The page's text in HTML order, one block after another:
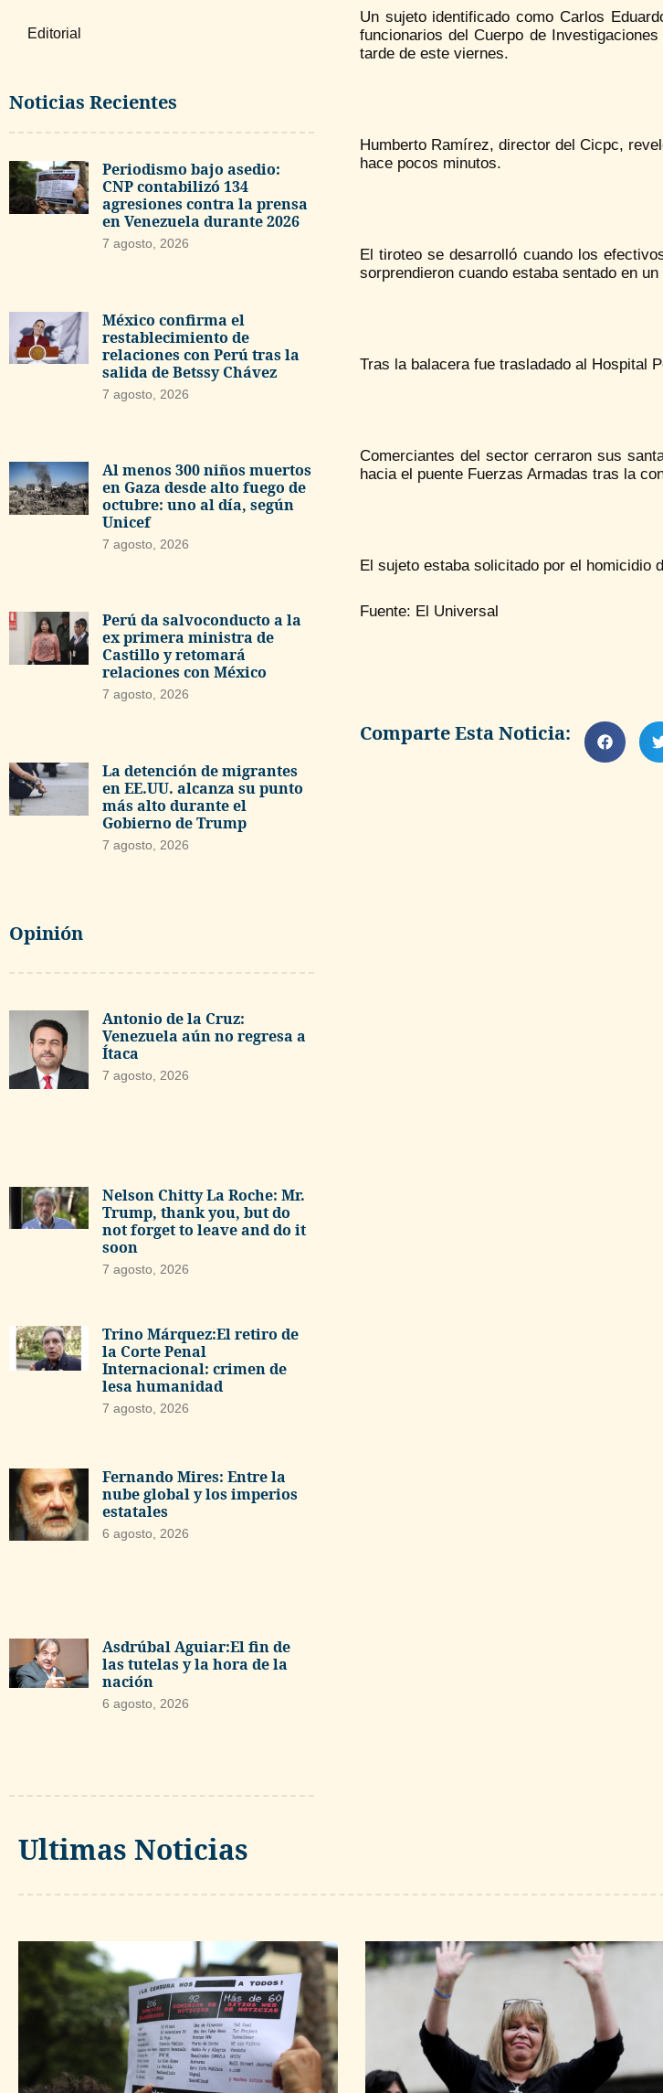
Editorial
Noticias Recientes
Periodismo bajo asedio:
CNP contabilizó 134
agresiones contra la prensa
en Venezuela durante 2026
7 agosto, 2026
México confirma el
restablecimiento de
relaciones con Perú tras la
salida de Betssy Chávez
7 agosto, 2026
Al menos 300 niños muertos
en Gaza desde alto fuego de
octubre: uno al día, según
Unicef
7 agosto, 2026
Perú da salvoconducto a la
ex primera ministra de
Castillo y retomará
relaciones con México
7 agosto, 2026
La detención de migrantes
en EE.UU. alcanza su punto
más alto durante el
Gobierno de Trump
7 agosto, 2026
Opinión
Antonio de la Cruz:
Venezuela aún no regresa a
Ítaca
7 agosto, 2026
Nelson Chitty La Roche: Mr.
Trump, thank you, but do
not forget to leave and do it
soon
7 agosto, 2026
Trino Márquez:El retiro de
la Corte Penal
Internacional: crimen de
lesa humanidad
7 agosto, 2026
Fernando Mires: Entre la
nube global y los imperios
estatales
6 agosto, 2026
Asdrúbal Aguiar:El fin de
las tutelas y la hora de la
nación
6 agosto, 2026
Un sujeto identificado como Carlos
funcionarios del Cuerpo de
tarde de este viernes.
Humberto Ramírez, director del Cicpc,
hace pocos minutos.
El tiroteo se desarrolló cuando los
sorprendieron cuando estaba sentado en
Tras la balacera fue trasladado al Hospital
Comerciantes del sector cerraron sus
hacia el puente Fuerzas Armadas tras la
El sujeto estaba solicitado por el homicidio
Fuente: El Universal
Comparte Esta Noticia:
Ultimas Noticias